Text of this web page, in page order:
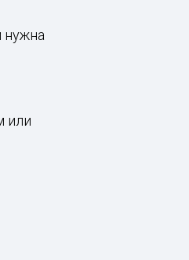
нужна
или